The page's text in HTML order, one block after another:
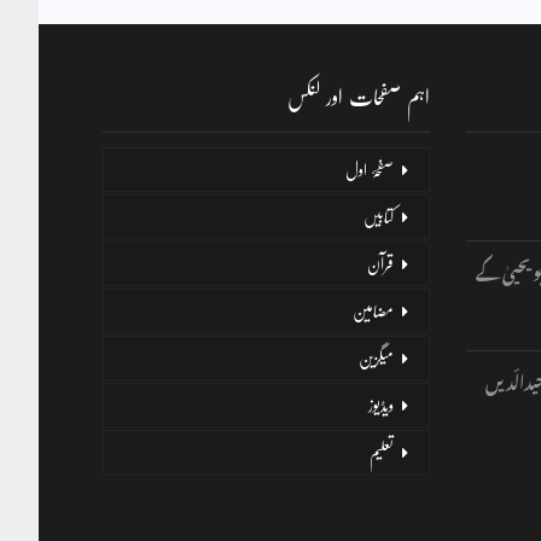
یحییٰ کے
اہم صفحات اور لنکس
صفحۂ اول
کتابیں
قرآن
مضامین
میگزین
ویڈیوز
تعلیم